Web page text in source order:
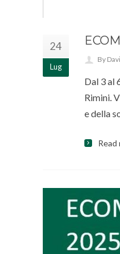
24
Lug
By
Dal 3 al
Rimini.
e della
Read